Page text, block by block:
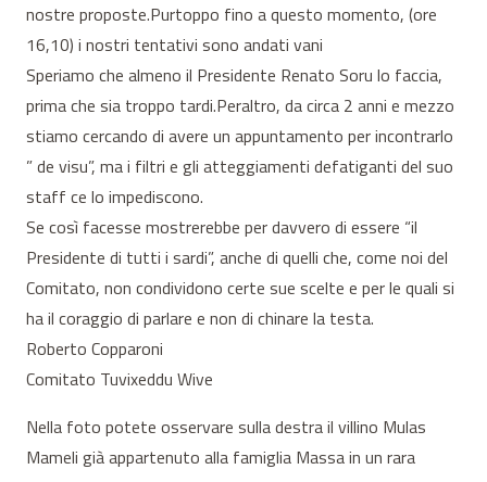
nostre proposte.Purtoppo fino a questo momento, (ore
16,10) i nostri tentativi sono andati vani
Speriamo che almeno il Presidente Renato Soru lo faccia,
prima che sia troppo tardi.Peraltro, da circa 2 anni e mezzo
stiamo cercando di avere un appuntamento per incontrarlo
” de visu”, ma i filtri e gli atteggiamenti defatiganti del suo
staff ce lo impediscono.
Se così facesse mostrerebbe per davvero di essere “il
Presidente di tutti i sardi”, anche di quelli che, come noi del
Comitato, non condividono certe sue scelte e per le quali si
ha il coraggio di parlare e non di chinare la testa.
Roberto Copparoni
Comitato Tuvixeddu Wive
Nella foto potete osservare sulla destra il villino Mulas
Mameli già appartenuto alla famiglia Massa in un rara